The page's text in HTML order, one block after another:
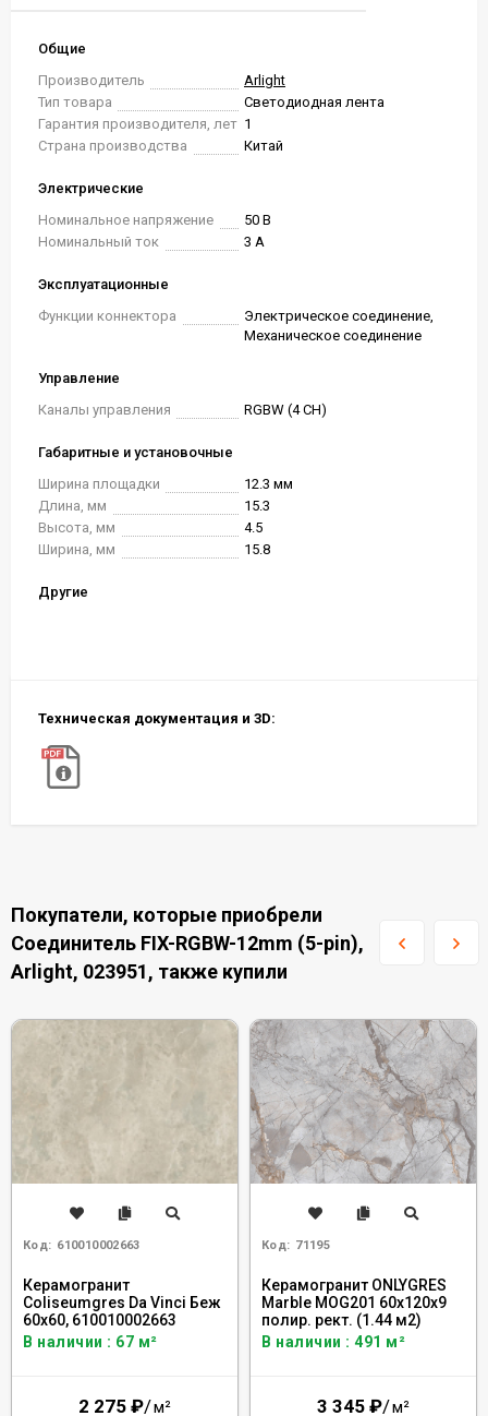
Общие
Производитель
Arlight
Тип товара
Светодиодная лента
Гарантия производителя, лет 1
Страна производства
Китай
Электрические
Номинальное напряжение
50 В
Номинальный ток
3 А
Эксплуатационные
Функции коннектора
Электрическое соединение,
Механическое соединение
Управление
Каналы управления
RGBW (4 CH)
Габаритные и установочные
Ширина площадки
12.3 мм
Длина, мм
15.3
Высота, мм
4.5
Ширина, мм
15.8
Другие
Техническая документация и 3D:
Покупатели, которые приобрели
Соединитель FIX-RGBW-12mm (5-pin),
Arlight, 023951, также купили
Код: 610010002663
Керамогранит
Coliseumgres Da Vinci Беж
60x60, 610010002663
В наличии : 67 м²
2 275 ₽/м²
Код: 71195
Керамогранит ONLYGRES
Marble MOG201 60x120x9
полир. рект. (1.44 м2)
В наличии : 491 м²
3 345 ₽/м²